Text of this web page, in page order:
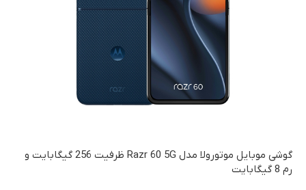
گوشی موبایل موتورولا مدل Razr 60 5G ظرفیت 256 گیگابایت و
رم 8 گیگابایت